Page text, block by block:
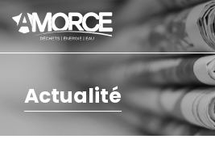
Actualité